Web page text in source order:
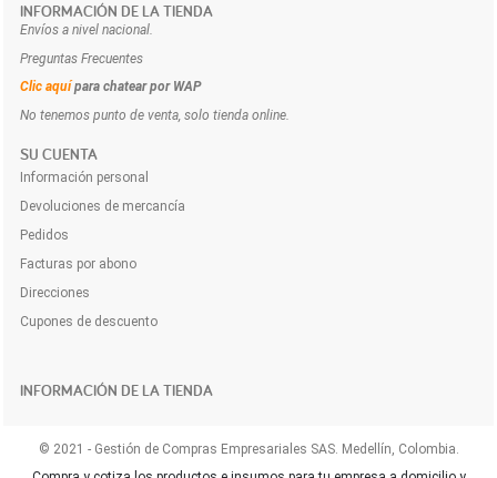
INFORMACIÓN DE LA TIENDA
Envíos a nivel nacional.
Preguntas Frecuentes
Clic aquí para chatear por WAP
No tenemos punto de venta, solo tienda online.
INFORMACIÓN DE LA TIENDA
SU CUENTA
Información personal
Devoluciones de mercancía
Pedidos
Facturas por abono
Direcciones
Cupones de descuento
© 2021 - Gestión de Compras Empresariales SAS. Medellín, Colombia.